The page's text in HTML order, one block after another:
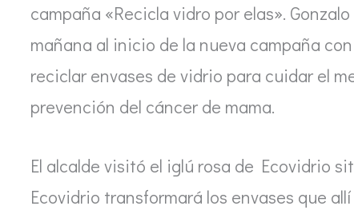
campaña «Recicla vidro por elas».
mañana al inicio de la nueva campaña
reciclar envases de vidrio para cuidar el
prevención del cáncer de mama.
El alcalde visitó el iglú rosa de Ecovidrio
Ecovidrio transformará los envases que